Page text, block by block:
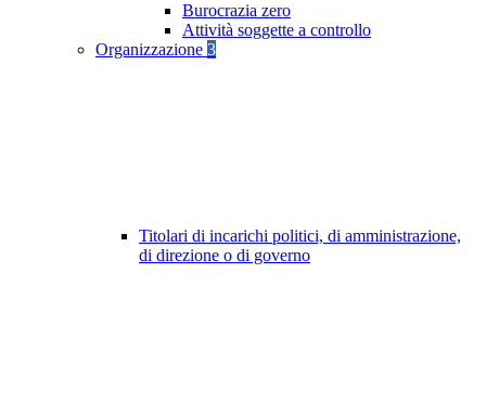
Burocrazia zero
Attività soggette a controllo
Organizzazione 3
Titolari di incarichi politici, di amministrazione,
di direzione o di governo